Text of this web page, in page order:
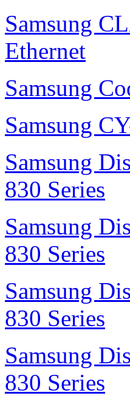
Samsung
Ethernet
Samsung
Samsung
Samsung
830 Series
Samsung
830 Series
Samsung
830 Series
Samsung
830 Series